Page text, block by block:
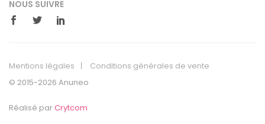
NOUS SUIVRE
Mentions légales
Conditions générales de vente
© 2015-2026 Anuneo
Réalisé parCrytcom